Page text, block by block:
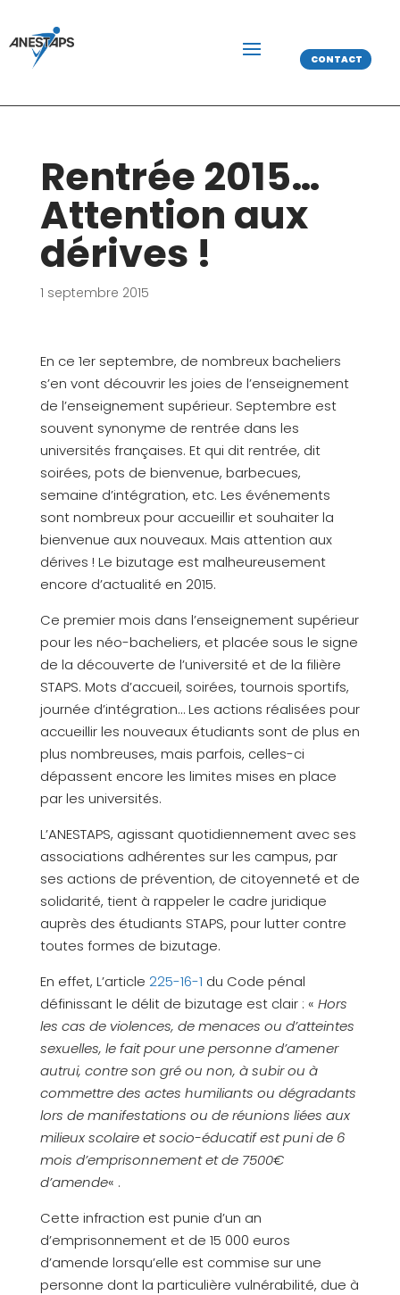
CONTACT
Rentrée 2015…
Attention aux
dérives !
1 septembre 2015
En ce 1er septembre, de nombreux bacheliers
s’en vont découvrir les joies de l’enseignement
de l’enseignement supérieur. Septembre est
souvent synonyme de rentrée dans les
universités françaises. Et qui dit rentrée, dit
soirées, pots de bienvenue, barbecues,
semaine d’intégration, etc. Les événements
sont nombreux pour accueillir et souhaiter la
bienvenue aux nouveaux. Mais attention aux
dérives ! Le bizutage est malheureusement
encore d’actualité en 2015.
Ce premier mois dans l’enseignement supérieur
pour les néo-bacheliers, et placée sous le signe
de la découverte de l’université et de la filière
STAPS. Mots d’accueil, soirées, tournois sportifs,
journée d’intégration… Les actions réalisées pour
accueillir les nouveaux étudiants sont de plus en
plus nombreuses, mais parfois, celles-ci
dépassent encore les limites mises en place
par les universités.
L’ANESTAPS, agissant quotidiennement avec ses
associations adhérentes sur les campus, par
ses actions de prévention, de citoyenneté et de
solidarité, tient à rappeler le cadre juridique
auprès des étudiants STAPS, pour lutter contre
toutes formes de bizutage.
En effet, L’article 225-16-1 du Code pénal
définissant le délit de bizutage est clair : « Hors
les cas de violences, de menaces ou d’atteintes
sexuelles, le fait pour une personne d’amener
autrui, contre son gré ou non, à subir ou à
commettre des actes humiliants ou dégradants
lors de manifestations ou de réunions liées aux
milieux scolaire et socio-éducatif est puni de 6
mois d’emprisonnement et de 7500€
d’amende« .
Cette infraction est punie d’un an
d’emprisonnement et de 15 000 euros
d’amende lorsqu’elle est commise sur une
personne dont la particulière vulnérabilité, due à